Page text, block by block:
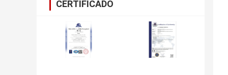
CERTIFICADO